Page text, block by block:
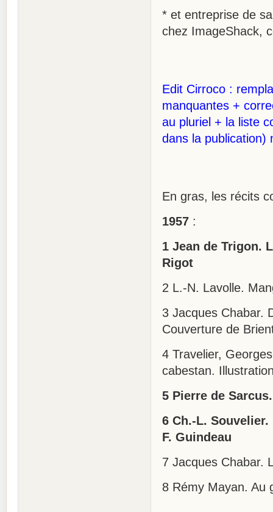
* et entreprise de
chez ImageShack,
Edit Cirroco :
manquantes +
au pluriel + la liste
dans la publication)
En gras, les récits
1957 :
1 Jean de Trigon.
Rigot
2 L.-N. Lavolle.
3 Jacques Chabar.
Couverture de
4 Travelier,
cabestan.
5 Pierre de
6 Ch.-L.
F. Guindeau
7 Jacques Chabar.
8 Rémy Mayan. Au